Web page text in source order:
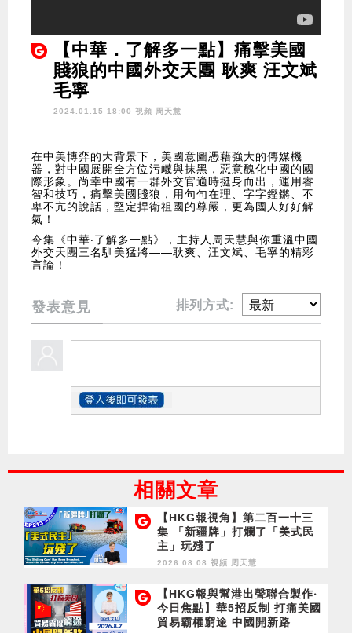
【中華．了解多一點】痛擊美國
賤狼的中國外交天團 耿爽 汪文斌
毛寧
2024.01.15 18:00 視頻 周天慧
在中美博弈的大背景下，美國意圖憑藉強大的傳媒機
器，對中國展開全方位污衊與抹黑，惡意醜化中國的國
際形象。尚幸中國有一群外交官適時挺身而出，運用睿
智和技巧，痛擊美國賤狼，用句句在理、字字鏗鏘、不
卑不亢的說話，堅定捍衛祖國的尊嚴，更為國人好好解
氣！
今集《中華‧了解多一點》，主持人周天慧與你重溫中國
外交天團三名馴美猛將——耿爽、汪文斌、毛寧的精彩
言論！
發表意見 排列方式:
相關文章
【HKG報視角】第二百一十三
集 「新疆牌」打爛了「美式民
主」玩殘了
2026.08.08 視頻 周天慧
【HKG報與幫港出聲聯合製作‧
今日焦點】華5招反制 打痛美國
貿易霸權窮途 中國開新路